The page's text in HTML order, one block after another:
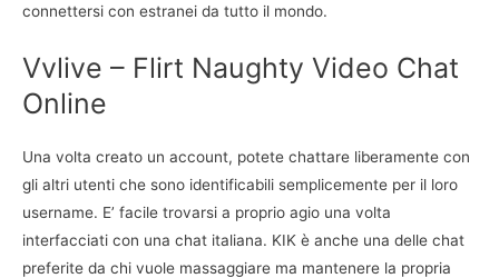
connettersi con estranei da tutto il mondo.
Vvlive – Flirt Naughty Video Chat
Online
Una volta creato un account, potete chattare liberamente con
gli altri utenti che sono identificabili semplicemente per il loro
username. E’ facile trovarsi a proprio agio una volta
interfacciati con una chat italiana. KIK è anche una delle chat
preferite da chi vuole massaggiare ma mantenere la propria